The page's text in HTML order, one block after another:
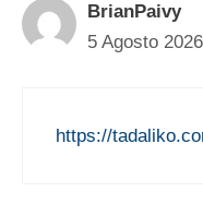
BrianPaivy
5 Agosto
https://